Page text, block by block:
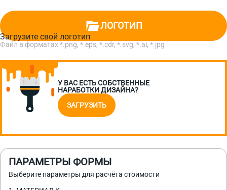
ЛОГОТИП
Загрузите свой логотип
Файл в форматах *.png, *.eps, *.cdr, *.svg, *.ai, *.jpg
У ВАС ЕСТЬ СОБСТВЕННЫЕ
НАРАБОТКИ ДИЗАЙНА?
ЗАГРУЗИТЬ
ПАРАМЕТРЫ ФОРМЫ
Выберите параметры для расчёта стоимости